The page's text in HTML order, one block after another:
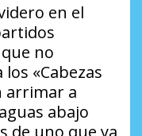
en el
no
«Cabezas
arrimar a
abajo
de uno que ya